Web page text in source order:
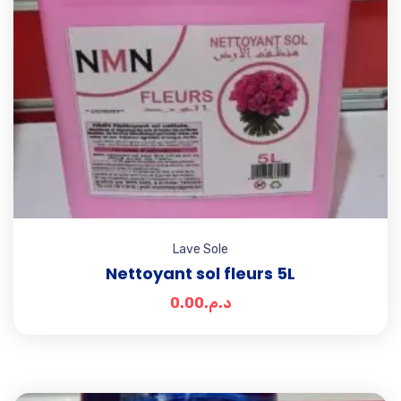
Lave Sole
Nettoyant sol fleurs 5L
د.م.0.00